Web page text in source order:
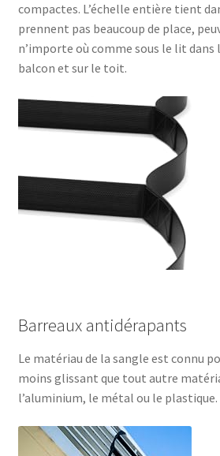
compactes. L’échelle entière tient
prennent pas beaucoup de place,
n’importe où comme sous le lit dans
balcon et sur le toit.
Barreaux antidérapants
Le matériau de la sangle est connu
moins glissant que tout autre
l’aluminium, le métal ou le plastique.